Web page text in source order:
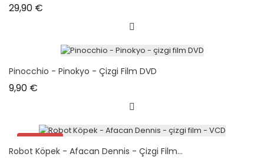
29,90 €
Pinocchio - Pinokyo - Çizgi Film DVD
9,90 €
Robot Köpek - Afacan Dennis - Çizgi Film...